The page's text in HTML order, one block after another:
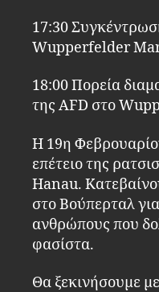
17:30
Wupperfelder
18:00 Πορεία
της AFD στο
Η 19η
επέτειο της
Hanau.
στο Βούπερταλ
ανθρώπους που
φασίστα.
Θα ξεκινήσουμε